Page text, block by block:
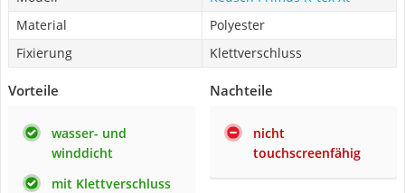
Material
Polyester
Fixierung
Klettverschluss
Vorteile
wasser- und
winddicht
mit Klettverschluss
Nachteile
nicht
touchscreenfähig